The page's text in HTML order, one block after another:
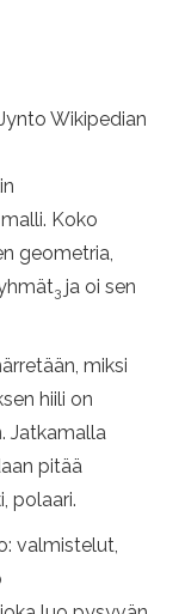
Wikipedian
Koko
geometria,
3 ja oi sen
miksi
hiili on
Jatkamalla
pitää
polaari.
valmistelut,